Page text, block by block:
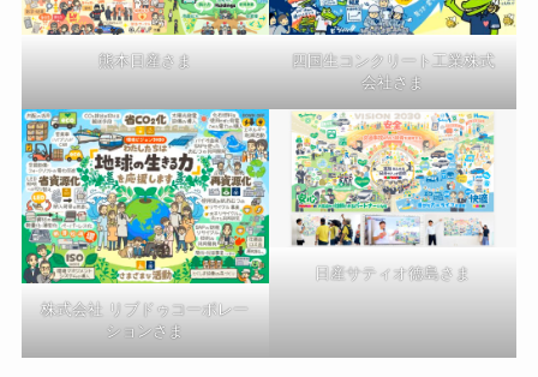
熊本日産さま
四国生コンクリート工業株式
会社さま
株式会社 リブドゥコーポレー
ションさま
日産サティオ徳島さま